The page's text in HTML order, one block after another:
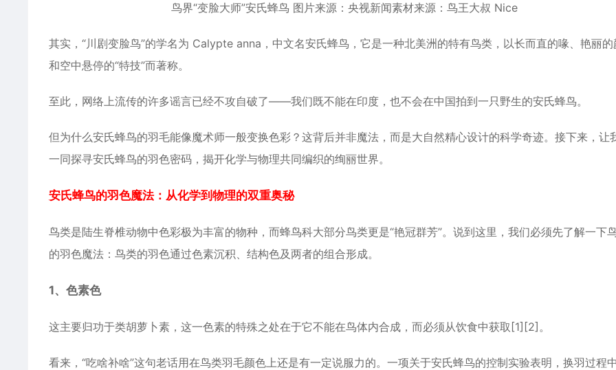
鸟界“变脸大师”安氏蜂鸟 图片来源：央视新闻素材来源：鸟王大叔 Nice
其实，“川剧变脸鸟”的学名为 Calypte anna，中文名安氏蜂鸟，它是一种北美洲的特有鸟类 ，以长而直的喙、艳丽
和空中悬停的“特技”而著称。
至此，网络上流传的许多谣言已经不攻自破了——我们既不能在印度，也不会在中国拍到一只野生的安氏蜂鸟。
但为什么安氏蜂鸟的羽毛能像魔术师一般变换色彩？这背后并非魔法，而是大自然精心设计的科学奇迹。接下来，让
一同探寻安氏蜂鸟的羽色密码，揭开化学与物理共同编织的绚丽世界。
安氏蜂鸟的羽色魔法：从化学到物理的双重奥秘
鸟类是陆生脊椎动物中色彩极为丰富的物种，而蜂鸟科大部分鸟类更是“艳冠群芳”。说到这里，我们必须先了解一下
的羽色魔法：鸟类的羽色通过色素沉积、结构色及两者的组合形成。
1、色素色
这主要归功于类胡萝卜素，这一色素的特殊之处在于它不能在鸟体内合成，而必须从饮食中获取[1][2]。
看来，“吃啥补啥”这句老话用在鸟类羽毛颜色上还是有一定说服力的。一项关于安氏蜂鸟的控制实验表明，换羽过程